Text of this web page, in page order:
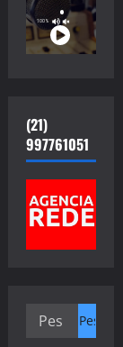
(21)
997761051
Pesquisar